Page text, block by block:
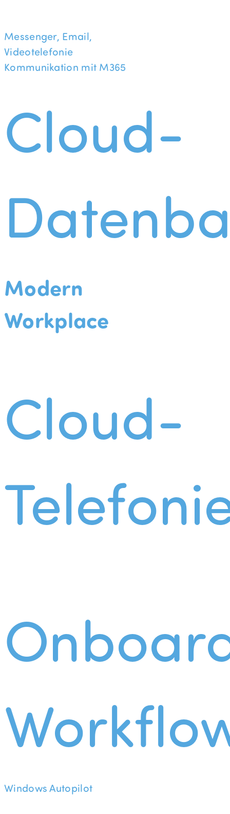
Messenger, Email,
Videotelefonie
Kommunikation mit M365
Cloud-
Modern
Workplace
Cloud-
Windows Autopilot